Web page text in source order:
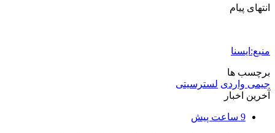
انتهای پیام
منبع:ایسنا
برچسب ها
جیمی واردی لسترسیتی
آخرین اخبار
9 ساعت پیش